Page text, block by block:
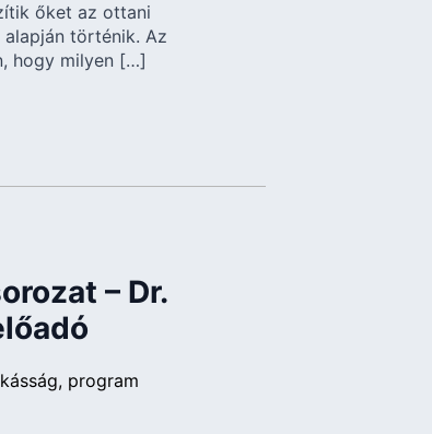
őket az ottani
történik. Az
hogy milyen […]
– Dr.
program